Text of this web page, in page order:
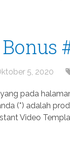
5, 2020
pada
(*) adalah
Video